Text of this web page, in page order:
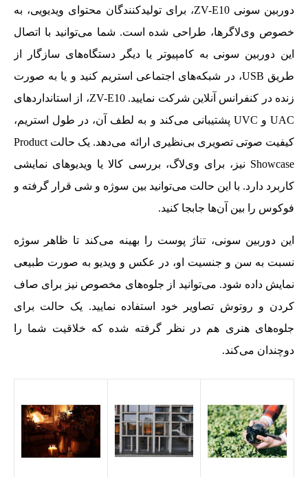
دوربین سونی ZV-E10، برای تولیدکنندگان محتوای ویدیویی، به
خصوص وی‌لاگرها، طراحی شده است. شما می‌توانید با اتصال
این دوربین سونی به کامپیوتر یا دیگر دستگاه‌های سازگار از
طریق USB، در شبکه‌های اجتماعی استریم کنید و یا به صورت
زنده در کنفرانس آنلاین شرکت نمایید. ZV-E10، از استانداردهای
UAC و UVC پشتیبانی می‌کند و به لطف آن، در طول استریم،
کیفیت صوتی تصویری بی‌نظیری ارائه می‌دهد. یک حالت Product
Showcase نیز، برای وی‌لاگ، بررسی کالا یا ویدیوهای نمایشی
کاربرد دارد. با این حالت می‌توانید بین سوژه و شی قرار گرفته و
فوکوس را بین آن‌ها جابجا کنید.
این دوربین سونی، تناژ پوست را بهینه می‌کند تا ظاهر سوژه
نسبت به سن و جنسیت او، در عکس و ویدیو به صورت طبیعی
نمایش داده شود. می‌توانید از جلوه‌های مخصوص نیز برای صاف
کردن و روتوش تصاویر خود استفاده نمایید. یک حالت برای
جلوه‌های هنری هم در نظر گرفته شده که خلاقیت شما را
دوچندان می‌کند.